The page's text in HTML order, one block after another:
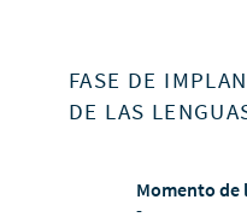
FASE DE
DE LAS
Momento de
-